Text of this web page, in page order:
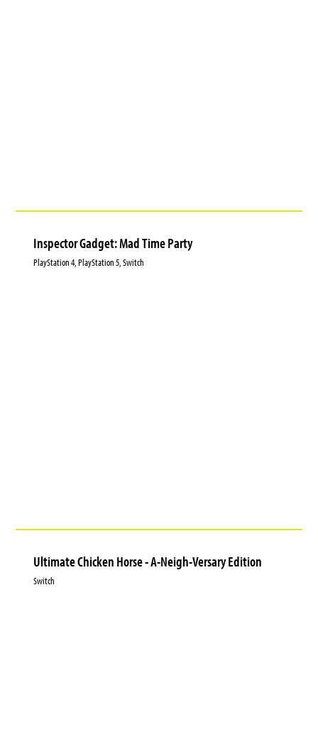
Inspector Gadget: Mad Time Party
PlayStation 4, PlayStation 5, Switch
Ultimate Chicken Horse - A-Neigh-Versary Edition
Switch